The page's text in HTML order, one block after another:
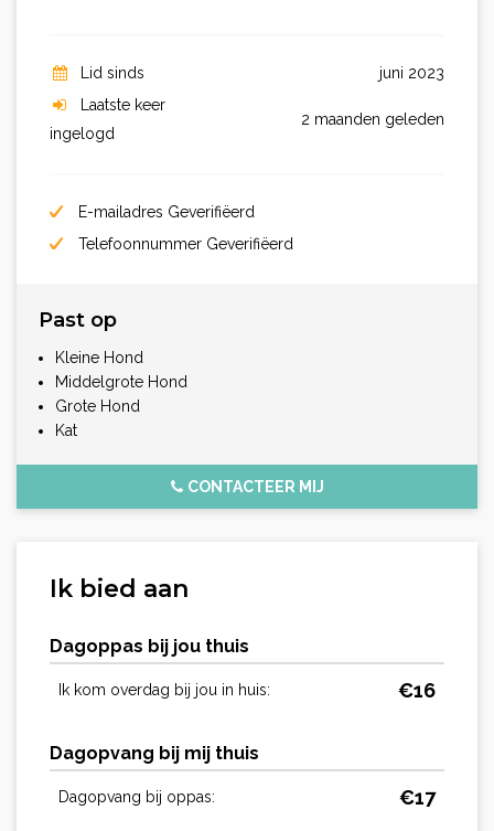
Lid sinds
juni 2023
Laatste keer
ingelogd
2 maanden geleden
E-mailadres Geverifiëerd
Telefoonnummer Geverifiëerd
Past op
Kleine Hond
Middelgrote Hond
Grote Hond
Kat
CONTACTEER MIJ
Ik bied aan
Dagoppas bij jou thuis
Ik kom overdag bij jou in huis: €16
Dagopvang bij mij thuis
Dagopvang bij oppas: €17